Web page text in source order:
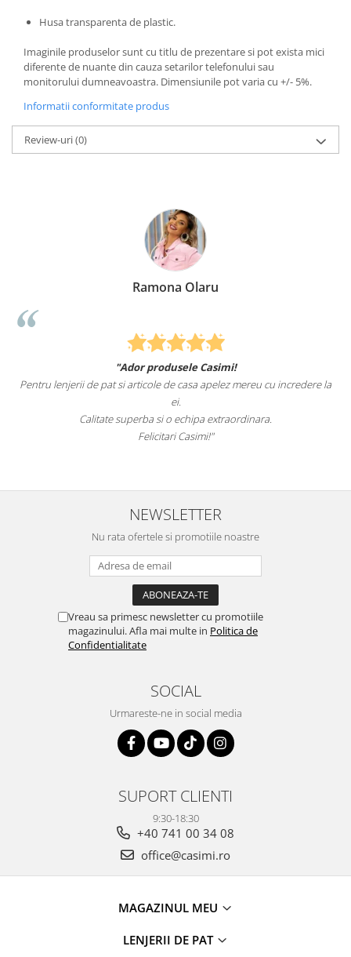
Husa transparenta de plastic.
Imaginile produselor sunt cu titlu de prezentare si pot exista mici
diferente de nuante din cauza setarilor telefonului sau
monitorului dumneavoastra. Dimensiunile pot varia cu +/- 5%.
Informatii conformitate produs
Review-uri(0)
Ramona Olaru
"Ador produsele Casimi!
Pentru lenjerii de pat si articole de casa apelez mereu cu incredere la
ei.
Calitate superba si o echipa extraordinara.
Felicitari Casimi!"
NEWSLETTER
Nu rata ofertele si promotiile noastre
Vreau sa primesc newsletter cu promotiile
magazinului. Afla mai multe in Politica de
Confidentialitate
SOCIAL
Urmareste-ne in social media
SUPORT CLIENTI
9:30-18:30
+40 741 00 34 08
office@casimi.ro
MAGAZINUL MEU
LENJERII DE PAT